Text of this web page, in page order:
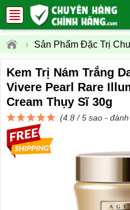
› Sản Phẩm Đặc Trị
Kem Trị Nám Trắng
Vivere Pearl Rare
Cream Thụy Sĩ 30g
(4.8 / 5 sao -